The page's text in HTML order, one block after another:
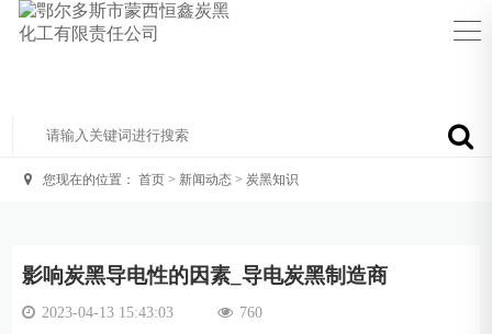
您现在的位置：首页 > 新闻动态 >炭黑知识
影响炭黑导电性的因素_导电炭黑制造商
2023-04-13 15:43:03 760